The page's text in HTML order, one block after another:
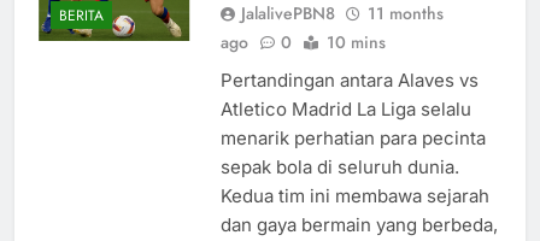
BERITA JalalivePBN8
11 months
ago
0 10 mins
Pertandingan antara Alaves vs
Atletico Madrid La Liga selalu
menarik perhatian para pecinta
sepak bola di seluruh dunia.
Kedua tim ini membawa sejarah
dan gaya bermain yang berbeda,